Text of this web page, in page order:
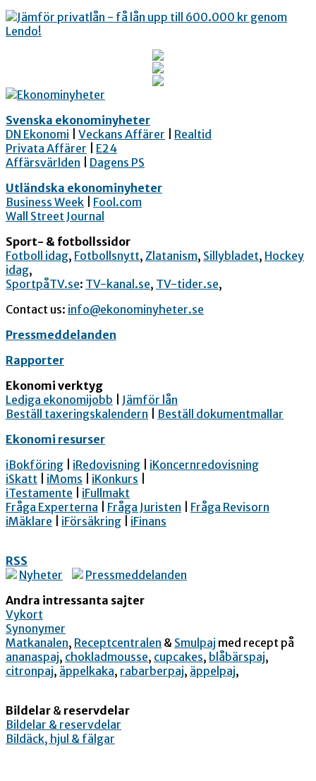
Svenska ekonominyheter
DN Ekonomi
Veckans Affärer
Realtid
Privata Affärer
E24
Affärsvärlden
Dagens PS
Utländska ekonominyheter
Business Week
Fool.com
Wall Street Journal
Sport- & fotbollssidor
Fotboll idag, Fotbollsnytt, Zlatanism, Sillybladet, Hockey
idag,
SportpåTV.se: TV-kanal.se, TV-tider.se,
Contact us: info@ekonominyheter.se
Pressmeddelanden
Rapporter
Ekonomi verktyg
Lediga ekonomijobb
Jämför lån
Beställ taxeringskalendern
Beställ dokumentmallar
Ekonomi resurser
iBokföring
iRedovisning
iKoncernredovisning
iSkatt
iMoms iKonkurs
iTestamente
iFullmakt
Fråga Experterna
Fråga Juristen
Fråga Revisorn
iMäklare
iFörsäkring iFinans
RSS
Nyheter
Pressmeddelanden
Andra intressanta sajter
Vykort
Synonymer
Matkanalen, Receptcentralen & Smulpaj med recept på
ananaspaj, chokladmousse, cupcakes, blåbärspaj,
citronpaj, äppelkaka, rabarberpaj, äppelpaj,
Bildelar & reservdelar
Bildelar & reservdelar
Bildäck, hjul & fälgar